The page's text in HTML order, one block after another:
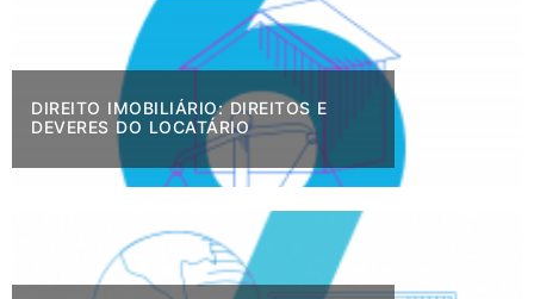
DIREITO IMOBILIÁRIO: DIREITOS E
DEVERES DO LOCATÁRIO